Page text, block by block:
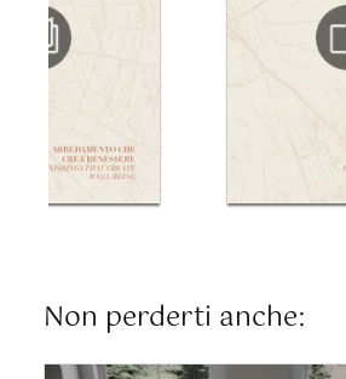
Non perderti anche: